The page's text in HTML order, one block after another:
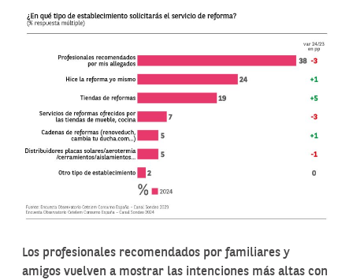
Los profesionales recomendados por familiares y
amigos vuelven a mostrar las intenciones más altas con